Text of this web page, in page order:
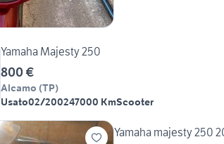
Yamaha Majesty 250
800 €
Alcamo (TP)
Usato02/200247000 KmScooter
Yamaha majesty 250